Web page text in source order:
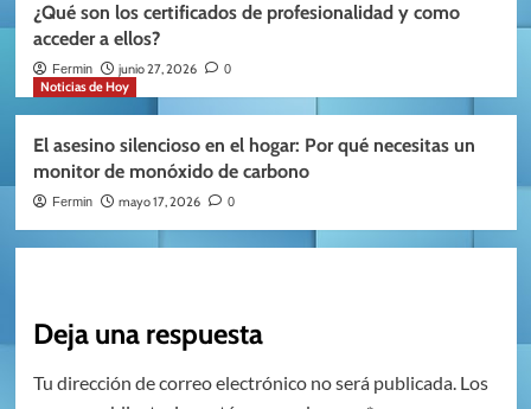
¿Qué son los certificados de profesionalidad y como
acceder a ellos?
Fermin junio 27, 2026 0
Noticias de Hoy
El asesino silencioso en el hogar: Por qué necesitas un
monitor de monóxido de carbono
Fermin mayo 17, 2026 0
Deja una respuesta
Tu dirección de correo electrónico no será publicada. Los